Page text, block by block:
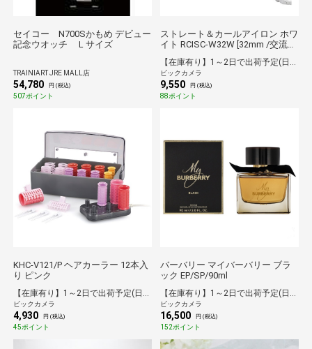
セイコー N700Sかもめ デビュー
記念ウオッチ Ｌサイズ
TRAINIART JRE MALL店
54,780 円 (税込)
507ポイント
ストレート＆カールアイロン ホワ
イト RCISC-W32W [32mm /交流
ビックカメラ
9,550 円 (税込)
88ポイント
KHC-V121/P ヘアカーラー 12本入
り ピンク
【在庫有り】1～2日で出荷予定(日付指定可)
ビックカメラ
4,930 円 (税込)
45ポイント
バーバリー マイバーバリー ブラ
ック EP/SP/90ml
【在庫有り】1～2日で出荷予定(日付指定可)
ビックカメラ
16,500 円 (税込)
152ポイント